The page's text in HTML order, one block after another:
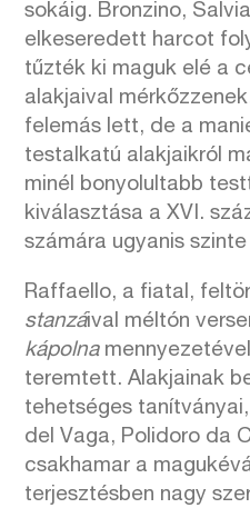
sokáig. Bronzino,
elkeseredett harcot
tűzték ki maguk elé a
alakjaival
felemás lett, de a
testalkatú alakjaikról
minél bonyolultabb
kiválasztása a XVI.
számára ugyanis
Raffaello, a fiatal,
stanzáival méltón
kápolna
teremtett. Alakjainak
tehetséges
del Vaga, Polidoro da
csakhamar a
terjesztésben nagy